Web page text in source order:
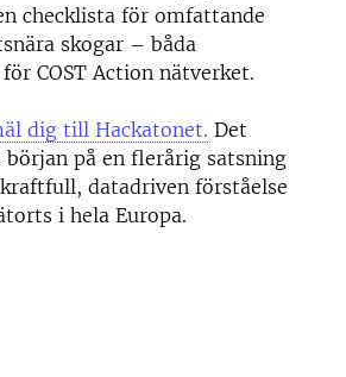
checklista för omfattande
skogar – båda
COST Action nätverket.
dig till Hackatonet. Det
på en flerårig satsning
datadriven förståelse
i hela Europa.